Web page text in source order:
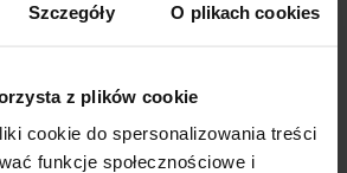
Szczegóły O plikach cookies
z plików cookie
cookie do spersonalizowania treści
funkcje społecznościowe i
ekstremalne
w niebezpiecznych sportach i